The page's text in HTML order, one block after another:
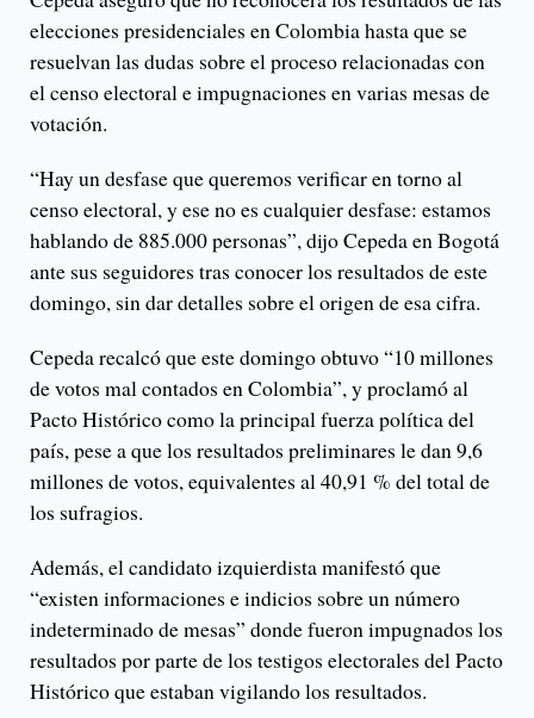
elecciones presidenciales en Colombia hasta que se
resuelvan las dudas sobre el proceso relacionadas con
el censo electoral e impugnaciones en varias mesas de
votación.
“Hay un desfase que queremos verificar en torno al
censo electoral, y ese no es cualquier desfase: estamos
hablando de 885.000 personas”, dijo Cepeda en Bogotá
ante sus seguidores tras conocer los resultados de este
domingo, sin dar detalles sobre el origen de esa cifra.
Cepeda recalcó que este domingo obtuvo “10 millones
de votos mal contados en Colombia”, y proclamó al
Pacto Histórico como la principal fuerza política del
país, pese a que los resultados preliminares le dan 9,6
millones de votos, equivalentes al 40,91 % del total de
los sufragios.
Además, el candidato izquierdista manifestó que
“existen informaciones e indicios sobre un número
indeterminado de mesas” donde fueron impugnados los
resultados por parte de los testigos electorales del Pacto
Histórico que estaban vigilando los resultados.